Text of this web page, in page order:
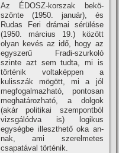
Az ÉDOSZ-korszak bekö­
szönte (1950. január), és
Rudas Feri drámai sérülése
(1950. március 19.) között
olyan kevés az idő, hogy az
egyszerű Fradi-szur­koló
szinte azt sem tudta, mi is
törté­nik voltaképpen a
kulisszák mögött, mi a jól
megfogalmazható, pontosan
meghatározható, a dolgok
(akár po­litikai szempontból
vizsgálódva is) logikus
egységbe illeszthető oka an­
nak, ami szerelmetes
csapatával tör­ténik.